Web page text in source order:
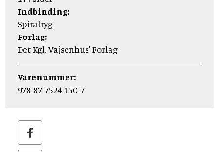
Indbinding:
Spiralryg
Forlag:
Det Kgl. Vajsenhus' Forlag
Varenummer:
978-87-7524-150-7